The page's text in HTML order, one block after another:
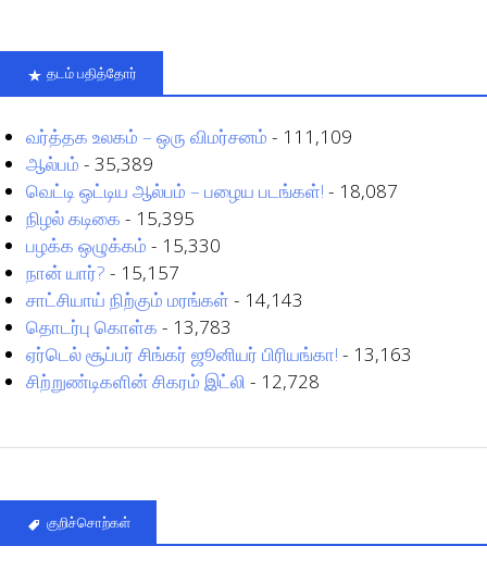
தடம் பதித்தோர்
வர்த்தக உலகம் – ஒரு விமர்சனம் - 111,109
ஆல்பம் - 35,389
வெட்டி ஒட்டிய ஆல்பம் – பழைய படங்கள்! - 18,087
நிழல் கடிகை - 15,395
பழக்க ஒழுக்கம் - 15,330
நான் யார்? - 15,157
சாட்சியாய் நிற்கும் மரங்கள் - 14,143
தொடர்பு கொள்க - 13,783
ஏர்டெல் சூப்பர் சிங்கர் ஜூனியர் பிரியங்கா! - 13,163
சிற்றுண்டிகளின் சிகரம் இட்லி - 12,728
குறிச்சொற்கள்